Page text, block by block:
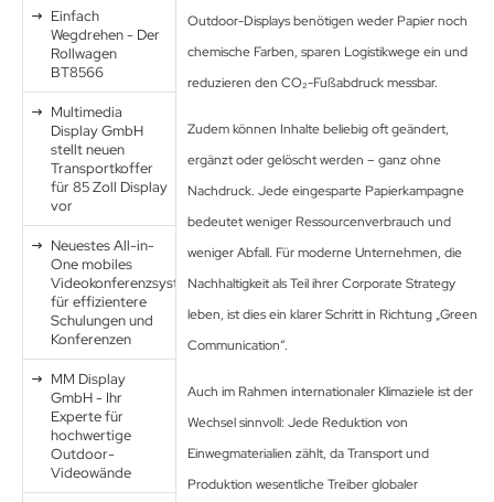
Einfach
Wegdrehen - Der
Rollwagen
BT8566
Multimedia
Display GmbH
stellt neuen
Transportkoffer
für 85 Zoll Display
vor
Neuestes All-in-
One mobiles
Videokonferenzsystem
für effizientere
Schulungen und
Konferenzen
MM Display
GmbH - Ihr
Experte für
hochwertige
Outdoor-
Videowände
Outdoor-Displays benötigen weder Papier noch
chemische Farben, sparen Logistikwege ein und
reduzieren den CO₂-Fußabdruck messbar.
Zudem können Inhalte beliebig oft geändert,
ergänzt oder gelöscht werden – ganz ohne
Nachdruck. Jede eingesparte Papierkampagne
bedeutet weniger Ressourcenverbrauch und
weniger Abfall. Für moderne Unternehmen, die
Nachhaltigkeit als Teil ihrer Corporate Strategy
leben, ist dies ein klarer Schritt in Richtung „Green
Communication“.
Auch im Rahmen internationaler Klimaziele ist der
Wechsel sinnvoll: Jede Reduktion von
Einwegmaterialien zählt, da Transport und
Produktion wesentliche Treiber globaler